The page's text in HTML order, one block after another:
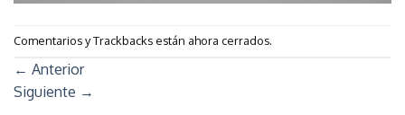
Comentarios y Trackbacks están ahora cerrados.
← Anterior
Siguiente →